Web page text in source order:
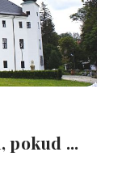
pokud ...